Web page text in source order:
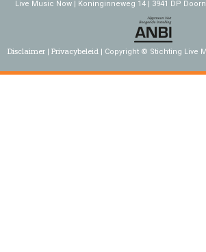
Live Music Now | Koninginneweg 14 | 3941 DP
Disclaimer Privacybeleid Copyright © Stichting Live